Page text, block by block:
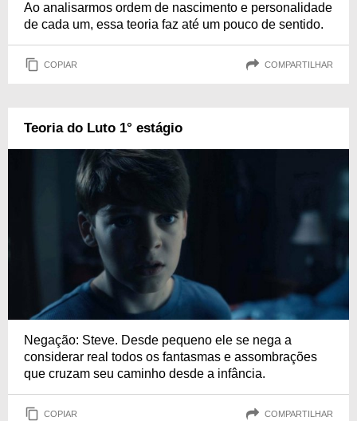
Ao analisarmos ordem de nascimento e personalidade
de cada um, essa teoria faz até um pouco de sentido.
COPIAR COMPARTILHAR
Teoria do Luto 1° estágio
Negação: Steve. Desde pequeno ele se nega a
considerar real todos os fantasmas e assombrações
que cruzam seu caminho desde a infância.
COPIAR COMPARTILHAR